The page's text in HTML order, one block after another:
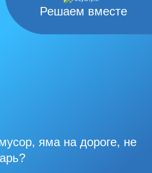
Решаем вместе
яма на дороге, не